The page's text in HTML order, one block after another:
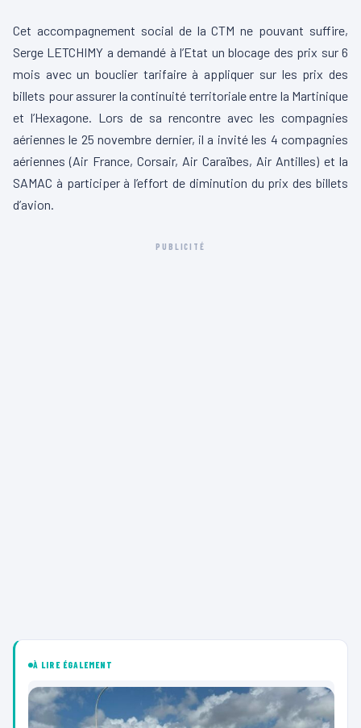
Cet accompagnement social de la CTM ne pouvant suffire,
Serge LETCHIMY a demandé à l’Etat un blocage des prix sur 6
mois avec un bouclier tarifaire à appliquer sur les prix des
billets pour assurer la continuité territoriale entre la Martinique
et l’Hexagone. Lors de sa rencontre avec les compagnies
aériennes le 25 novembre dernier, il a invité les 4 compagnies
aériennes (Air France, Corsair, Air Caraïbes, Air Antilles) et la
SAMAC à participer à l’effort de diminution du prix des billets
d’avion.
PUBLICITÉ
À LIRE ÉGALEMENT